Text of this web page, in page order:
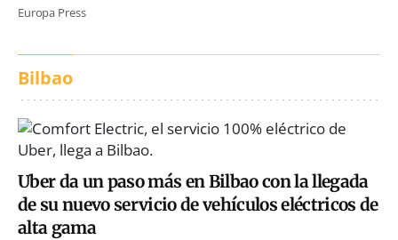
Europa Press
Bilbao
Uber da un paso más en Bilbao con la llegada
de su nuevo servicio de vehículos eléctricos de
alta gama